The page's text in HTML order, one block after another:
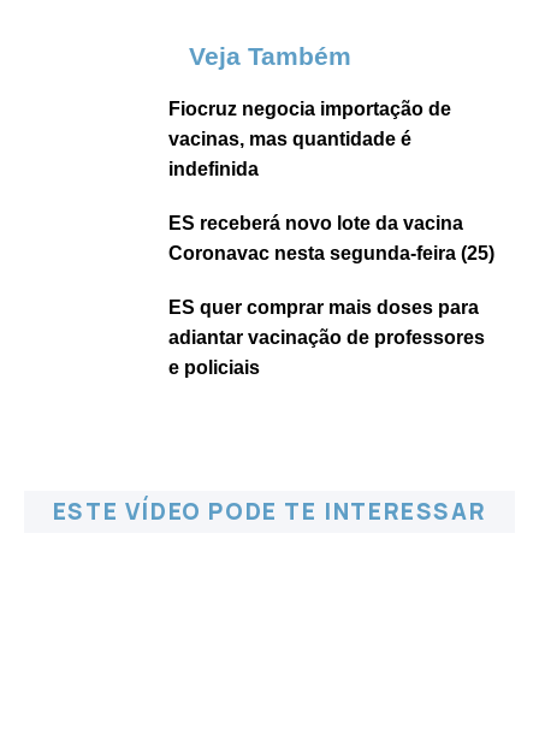
Veja Também
Fiocruz negocia importação de
vacinas, mas quantidade é
indefinida
ES receberá novo lote da vacina
Coronavac nesta segunda-feira (25)
ES quer comprar mais doses para
adiantar vacinação de professores
e policiais
ESTE VÍDEO PODE TE INTERESSAR